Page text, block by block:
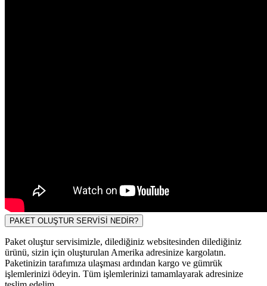
PAKET OLUŞTUR SERVİSİ NEDİR?
Paket oluştur servisimizle, dilediğiniz websitesinden dilediğiniz
ürünü, sizin için oluşturulan Amerika adresinize kargolatın.
Paketinizin tarafımıza ulaşması ardından kargo ve gümrük
işlemlerinizi ödeyin. Tüm işlemlerinizi tamamlayarak adresinize